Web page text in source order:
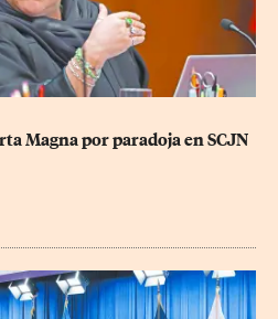
Magna por paradoja en SCJN